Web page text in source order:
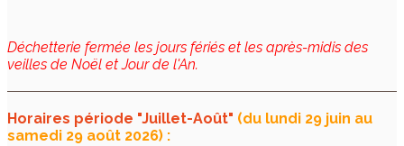
Déchetterie fermée les jours fériés et les après-midis des
veilles de Noël et Jour de l'An.
Horaires période "Juillet-Août" (du lundi 29 juin au
samedi 29 août 2026) :